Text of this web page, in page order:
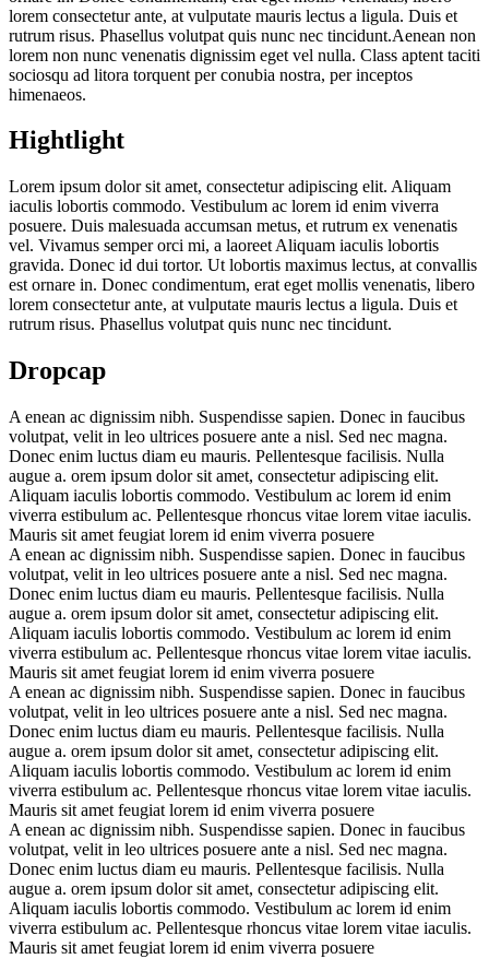
lorem consectetur ante, at vulputate mauris lectus a ligula. Duis et
rutrum risus. Phasellus volutpat quis nunc nec tincidunt.Aenean non
lorem non nunc venenatis dignissim eget vel nulla. Class aptent taciti
sociosqu ad litora torquent per conubia nostra, per inceptos
himenaeos.
Hightlight
Lorem ipsum dolor sit amet, consectetur adipiscing elit. Aliquam
iaculis lobortis commodo. Vestibulum ac lorem id enim viverra
posuere. Duis malesuada accumsan metus, et rutrum ex venenatis
vel. Vivamus semper orci mi, a laoreet Aliquam iaculis lobortis
gravida. Donec id dui tortor. Ut lobortis maximus lectus, at convallis
est ornare in. Donec condimentum, erat eget mollis venenatis, libero
lorem consectetur ante, at vulputate mauris lectus a ligula. Duis et
rutrum risus. Phasellus volutpat quis nunc nec tincidunt.
Dropcap
A enean ac dignissim nibh. Suspendisse sapien. Donec in faucibus
volutpat, velit in leo ultrices posuere ante a nisl. Sed nec magna.
Donec enim luctus diam eu mauris. Pellentesque facilisis. Nulla
augue a. orem ipsum dolor sit amet, consectetur adipiscing elit.
Aliquam iaculis lobortis commodo. Vestibulum ac lorem id enim
viverra estibulum ac. Pellentesque rhoncus vitae lorem vitae iaculis.
Mauris sit amet feugiat lorem id enim viverra posuere
A enean ac dignissim nibh. Suspendisse sapien. Donec in faucibus
volutpat, velit in leo ultrices posuere ante a nisl. Sed nec magna.
Donec enim luctus diam eu mauris. Pellentesque facilisis. Nulla
augue a. orem ipsum dolor sit amet, consectetur adipiscing elit.
Aliquam iaculis lobortis commodo. Vestibulum ac lorem id enim
viverra estibulum ac. Pellentesque rhoncus vitae lorem vitae iaculis.
Mauris sit amet feugiat lorem id enim viverra posuere
A enean ac dignissim nibh. Suspendisse sapien. Donec in faucibus
volutpat, velit in leo ultrices posuere ante a nisl. Sed nec magna.
Donec enim luctus diam eu mauris. Pellentesque facilisis. Nulla
augue a. orem ipsum dolor sit amet, consectetur adipiscing elit.
Aliquam iaculis lobortis commodo. Vestibulum ac lorem id enim
viverra estibulum ac. Pellentesque rhoncus vitae lorem vitae iaculis.
Mauris sit amet feugiat lorem id enim viverra posuere
A enean ac dignissim nibh. Suspendisse sapien. Donec in faucibus
volutpat, velit in leo ultrices posuere ante a nisl. Sed nec magna.
Donec enim luctus diam eu mauris. Pellentesque facilisis. Nulla
augue a. orem ipsum dolor sit amet, consectetur adipiscing elit.
Aliquam iaculis lobortis commodo. Vestibulum ac lorem id enim
viverra estibulum ac. Pellentesque rhoncus vitae lorem vitae iaculis.
Mauris sit amet feugiat lorem id enim viverra posuere